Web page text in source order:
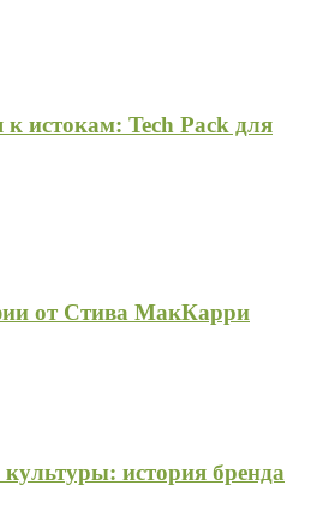
к истокам: Tech Pack для
от Стива МакКарри
история бренда